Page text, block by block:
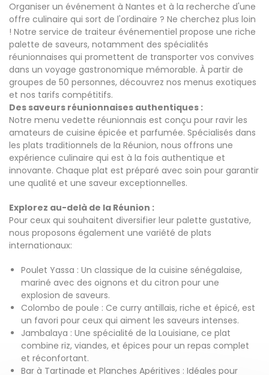
Organiser un événement à Nantes et à la recherche d'une
offre culinaire qui sort de l'ordinaire ? Ne cherchez plus loin
! Notre service de traiteur événementiel propose une riche
palette de saveurs, notamment des spécialités
réunionnaises qui promettent de transporter vos convives
dans un voyage gastronomique mémorable. À partir de
groupes de 50 personnes, découvrez nos menus exotiques
et nos tarifs compétitifs.
Des saveurs réunionnaises authentiques :
Notre menu vedette réunionnais est conçu pour ravir les
amateurs de cuisine épicée et parfumée. Spécialisés dans
les plats traditionnels de la Réunion, nous offrons une
expérience culinaire qui est à la fois authentique et
innovante. Chaque plat est préparé avec soin pour garantir
une qualité et une saveur exceptionnelles.
Explorez au-delà de la Réunion :
Pour ceux qui souhaitent diversifier leur palette gustative,
nous proposons également une variété de plats
internationaux:
Poulet Yassa : Un classique de la cuisine sénégalaise,
mariné avec des oignons et du citron pour une
explosion de saveurs.
Colombo de poule : Ce curry antillais, riche et épicé, est
un favori pour ceux qui aiment les saveurs intenses.
Jambalaya : Une spécialité de la Louisiane, ce plat
combine riz, viandes, et épices pour un repas complet
et réconfortant.
Bar à Tartinade et Planches Apéritives : Idéales pour